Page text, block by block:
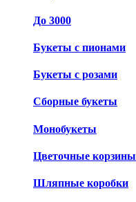
До 3000
Букеты с пионами
Букеты с розами
Сборные букеты
Монобукеты
Цветочные корзины
Шляпные коробки